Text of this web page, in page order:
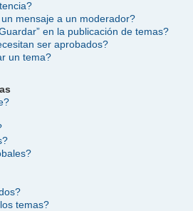
mensaje a un moderador?
en la publicación de temas?
ser aprobados?
un tema?
temas?